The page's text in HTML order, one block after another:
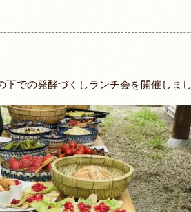
下での発酵づくしランチ会を開催しまし